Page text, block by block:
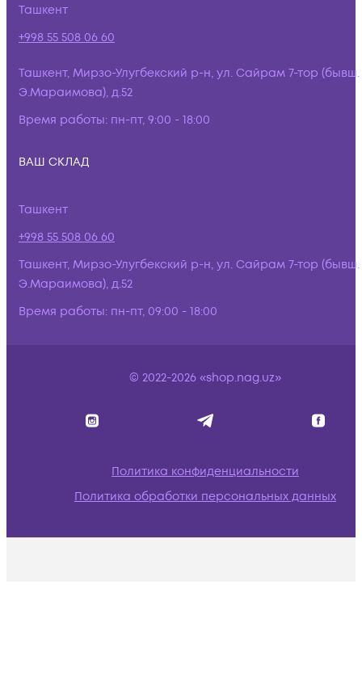
Ташкент
+998 55 508 06 60
Ташкент, Мирзо-Улугбекский р-н, ул. Сайрам 7-тор (бывш.
Э.Мараимова), д.52
Время работы: пн-пт, 9:00 - 18:00
ВАШ СКЛАД
Ташкент
+998 55 508 06 60
Ташкент, Мирзо-Улугбекский р-н, ул. Сайрам 7-тор (бывш.
Э.Мараимова), д.52
Время работы: пн-пт, 09:00 - 18:00
© 2022-2026 «shop.nag.uz»
Политика конфиденциальности
Политика обработки персональных данных